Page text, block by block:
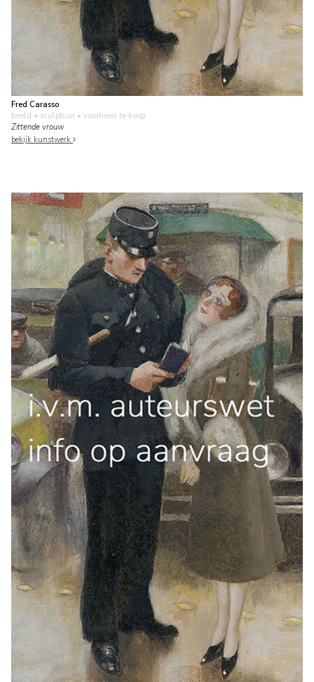
Fred Carasso
beeld • sculptuur • voorheen te koop
Zittende vrouw
bekijk kunstwerk